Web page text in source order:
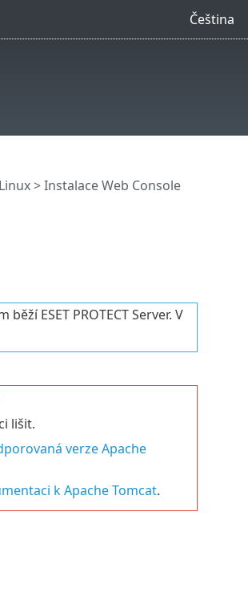
Čeština
> Instalace Web Console
ESET PROTECT Server. V
lišit.
verze Apache
k Apache Tomcat.